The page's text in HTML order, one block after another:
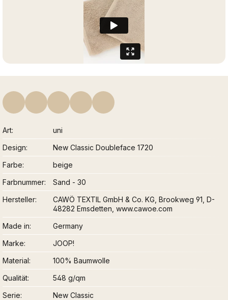
Art
uni
Design
New Classic Doubleface 1720
Farbe
beige
Farbnummer
Sand - 30
Hersteller
CAWÖ TEXTIL GmbH & Co. KG, Brookweg 91, D-
48282 Emsdetten, www.cawoe.com
Made in
Germany
Marke
JOOP!
Material
100% Baumwolle
Qualität
548 g/qm
Serie
New Classic